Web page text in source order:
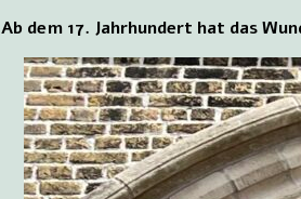
Ab dem 17. Jahrhundert hat das